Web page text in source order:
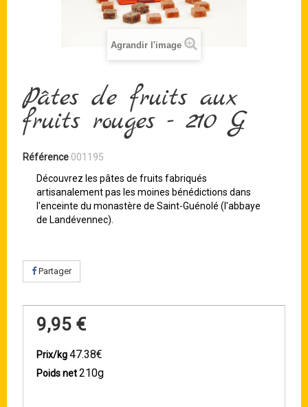
Agrandir l'image
Pâtes de fruits aux
fruits rouges - 210 G
Référence 001195
Découvrez les pâtes de fruits fabriqués
artisanalement pas les moines bénédictions dans
l'enceinte du monastère de Saint-Guénolé (l'abbaye
de Landévennec).
Partager
9,95 €
Prix/kg47.38€
Poids net210g